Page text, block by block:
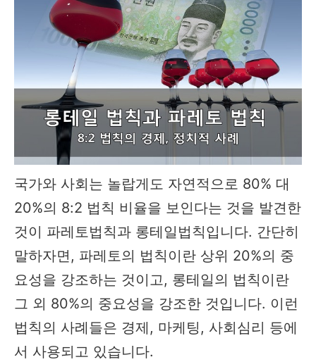
국가와 사회는 놀랍게도 자연적으로 80% 대
20%의 8:2 법칙 비율을 보인다는 것을 발견한
것이 파레토법칙과 롱테일법칙입니다. 간단히
말하자면, 파레토의 법칙이란 상위 20%의 중
요성을 강조하는 것이고, 롱테일의 법칙이란
그 외 80%의 중요성을 강조한 것입니다. 이런
법칙의 사례들은 경제, 마케팅, 사회심리 등에
서 사용되고 있습니다.